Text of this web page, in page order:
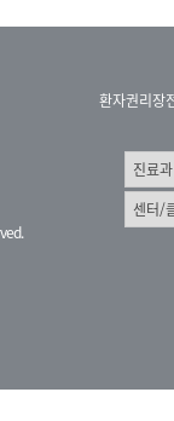
환자권리장